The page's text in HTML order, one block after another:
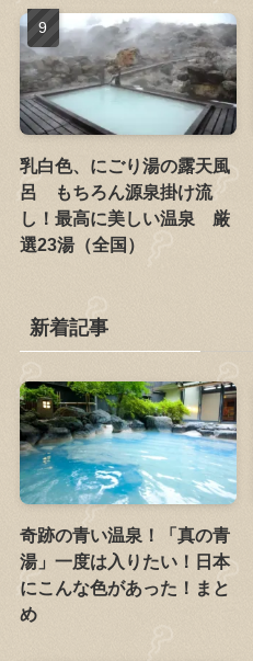
乳白色、にごり湯の露天風
呂 もちろん源泉掛け流
し！最高に美しい温泉 厳
選23湯（全国）
新着記事
奇跡の青い温泉！「真の青
湯」一度は入りたい！日本
にこんな色があった！まと
め